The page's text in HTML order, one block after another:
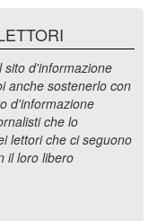
sito d'informazione
anche sostenerlo con
d'informazione
che lo
lettori che ci seguono
il loro libero